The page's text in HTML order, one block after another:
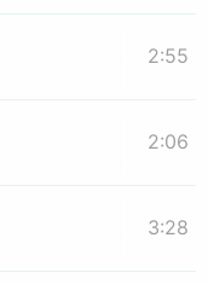
2:55
2:06
3:28